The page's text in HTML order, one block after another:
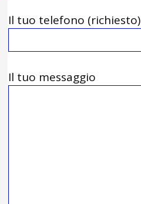
Il tuo telefono (richiesto)
Il tuo messaggio